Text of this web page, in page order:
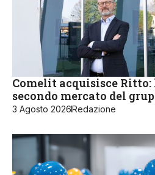
Comelit acquisisce Ritto:
secondo mercato del
3 Agosto 2026Redazione